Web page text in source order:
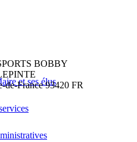
et ses élus
BOBBY
de-France 93420 FR